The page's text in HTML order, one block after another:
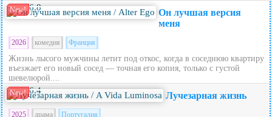
New! 6.8
Он лучшая версия
меня
2026 комедия Франция
Жизнь лысого мужчины летит под откос, когда в соседнюю квартиру
въезжает его новый сосед — точная его копия, только с густой
шевелюрой....
New! 6.4 Лучезарная жизнь
2025 драма Португалия